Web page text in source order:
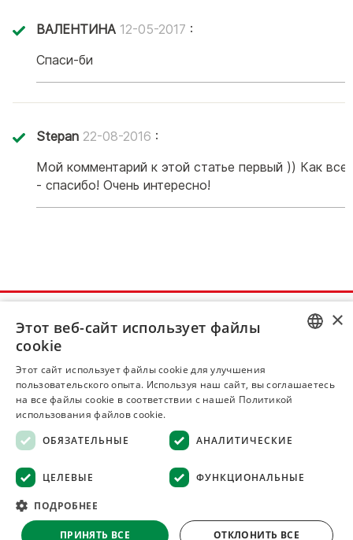
ВАЛЕНТИНА 12-05-2017 :
Спаси-би
Stepan 22-08-2016 :
Мой комментарий к этой статье первый )) Как
- спасибо! Очень интересно!
ИНФОРМАЦИЯ
Доставка и оплата
Каталог
Контакты
Блог
Акции
Поставщикам
UKRAINIAN
×
Этот веб-сайт использует файлы
cookie
Этот сайт использует файлы cookie для улучшения
пользовательского опыта. Используя наш сайт, вы соглашаетесь
на все файлы cookie в соответствии с нашей Политикой
использования файлов cookie.
ОБЯЗАТЕЛЬНЫЕ
АНАЛИТИЧЕСКИЕ
ЦЕЛЕВЫЕ ФУНКЦИОНАЛЬНЫЕ
ПОДРОБНЕЕ
ПРИНЯТЬ ВСЕ ОТКЛОНИТЬ ВСЕ